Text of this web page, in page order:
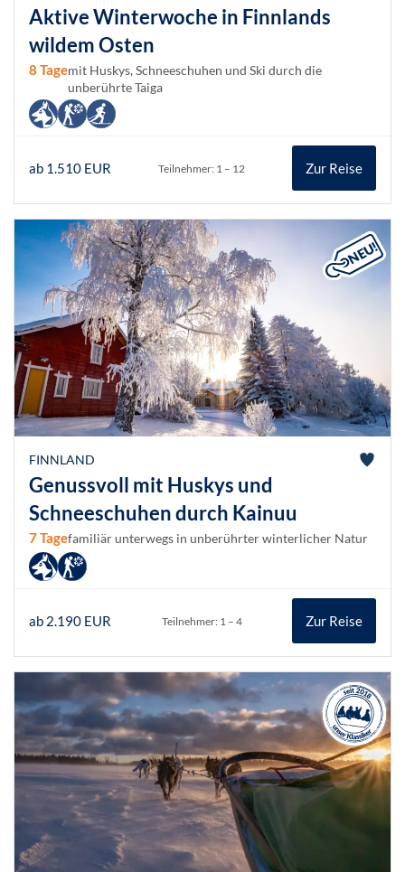
Aktive Winterwoche in Finnlands
wildem Osten
8 Tagemit Huskys, Schneeschuhen und Ski durch die
unberührte Taiga
ab 1.510 EUR Teilnehmer: 1 – 12 Zur Reise
FINNLAND
Genussvoll mit Huskys und
Schneeschuhen durch Kainuu
7 Tagefamiliär unterwegs in unberührter winterlicher Natur
ab 2.190 EUR Teilnehmer: 1 – 4 Zur Reise